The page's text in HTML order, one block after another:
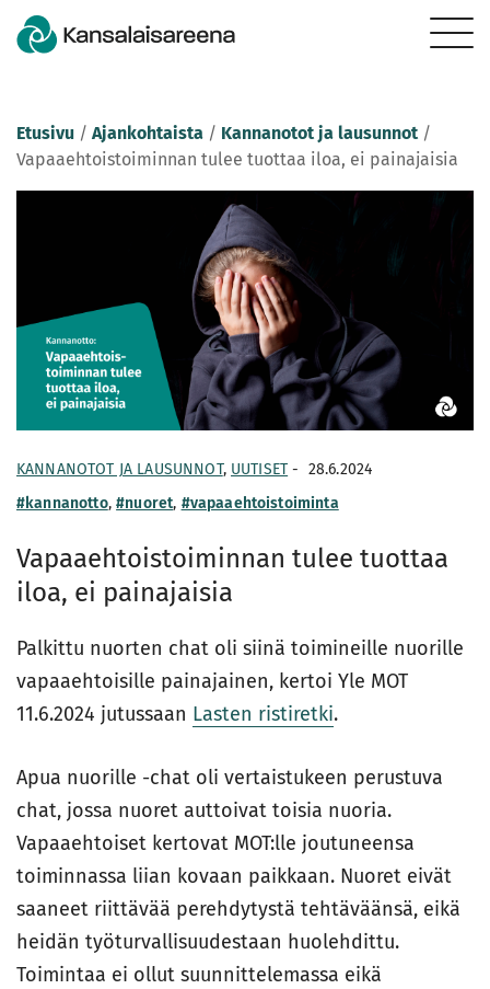
Etusivu / Ajankohtaista / Kannanotot ja lausunnot /
Vapaaehtoistoiminnan tulee tuottaa iloa, ei painajaisia
KANNANOTOT JA LAUSUNNOT, UUTISET - 28.6.2024
#kannanotto,#nuoret, #vapaaehtoistoiminta
Vapaaehtoistoiminnan tulee tuottaa
iloa, ei painajaisia
Palkittu nuorten chat oli siinä toimineille nuorille
vapaaehtoisille painajainen, kertoi Yle MOT
11.6.2024 jutussaan Lasten ristiretki.
Apua nuorille -chat oli vertaistukeen perustuva
chat, jossa nuoret auttoivat toisia nuoria.
Vapaaehtoiset kertovat MOT:lle joutuneensa
toiminnassa liian kovaan paikkaan. Nuoret eivät
saaneet riittävää perehdytystä tehtäväänsä, eikä
heidän työturvallisuudestaan huolehdittu.
Toimintaa ei ollut suunnittelemassa eikä